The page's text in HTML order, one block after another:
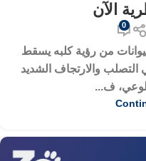
الآن
0
من رؤية كلبه يسقط
التصلب والارتجاف الشديد
ف...